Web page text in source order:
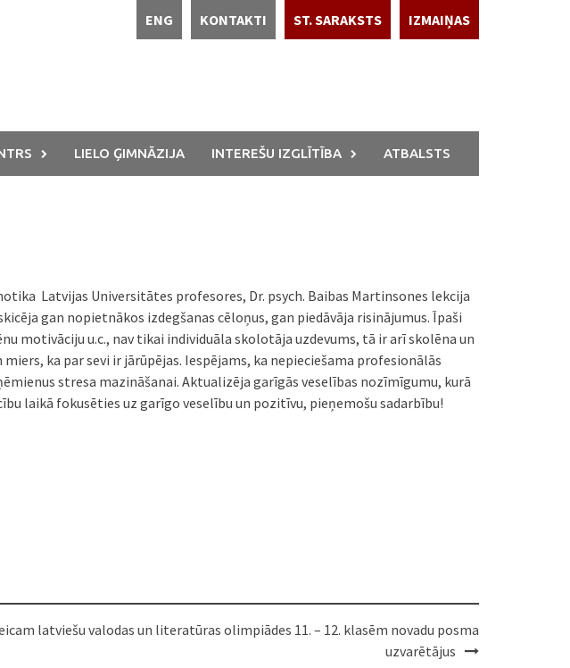
IZMAIŅAS
ST. SARAKSTS
KONTAKTI
ENG
LIELO ĢIMNĀZIJA INTEREŠU IZGLĪTĪBA ATBALSTS
Latvijas Universitātes profesores, Dr. psych. Baibas Martinsones lekcija
gan nopietnākos izdegšanas cēloņus, gan piedāvāja risinājumus. Īpaši
u.c., nav tikai individuāla skolotāja uzdevums, tā ir arī skolēna un
ka par sevi ir jārūpējas. Iespējams, ka nepieciešama profesionālās
stresa mazināšanai. Aktualizēja garīgās veselības nozīmīgumu, kurā
laikā fokusēties uz garīgo veselību un pozitīvu, pieņemošu sadarbību!
latviešu valodas un literatūras olimpiādes 11. – 12. klasēm novadu posma
uzvarētājus